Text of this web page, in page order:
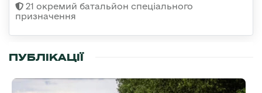
21 окремий батальйон спеціального
призначення
ПУБЛІКАЦІЇ